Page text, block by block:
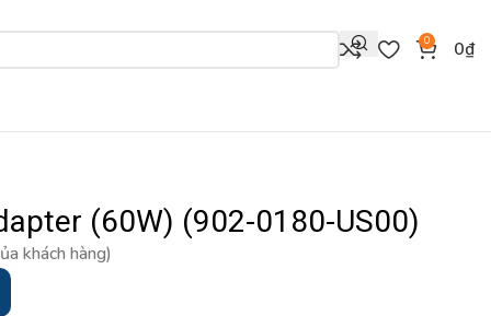
0 0₫
(60W) (902-0180-US00)
khách hàng)